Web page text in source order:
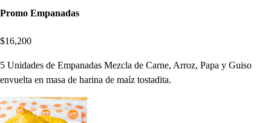
Promo Empanadas
$16,200
5 Unidades de Empanadas Mezcla de Carne, Arroz, Papa y Guiso
envuelta en masa de harina de maíz tostadita.